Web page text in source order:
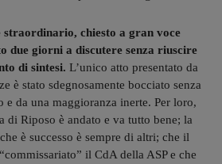
chiesto a gran voce
due giorni a discutere senza riuscire
di sintesi. L’unico atto presentato da
è stato sdegnosamente bocciato senza
e da una maggioranza inerte. Per loro,
di Riposo è andato e va tutto bene; la
è successo è sempre di altri; che il
il CdA della ASP e che